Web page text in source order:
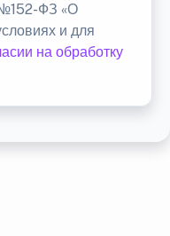
№152-ФЗ «О
и для
на обработку